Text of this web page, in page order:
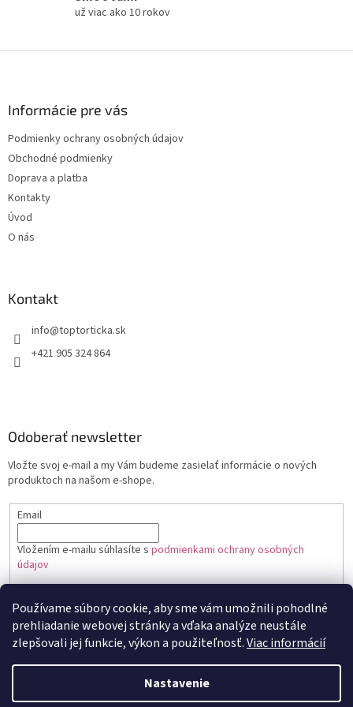
Používame súbory cookie, aby sme vám umožnili pohodlné
prehliadanie webovej stránky a vďaka analýze neustále
zlepšovali jej funkcie, výkon a použiteľnosť.Viac informácií
Nastavenie
už viac ako 10 rokov
Informácie pre vás
Podmienky ochrany osobných údajov
Obchodné podmienky
Doprava a platba
Kontakty
Úvod
O nás
Kontakt
+421 905 324 864
Odoberať newsletter
Vložte svoj e-mail a my Vám budeme zasielať informácie o nových
produktoch na našom e-shope.
Email
Vložením e-mailu súhlasíte s podmienkami ochrany osobných
údajov
PRIHLÁSIŤ SA